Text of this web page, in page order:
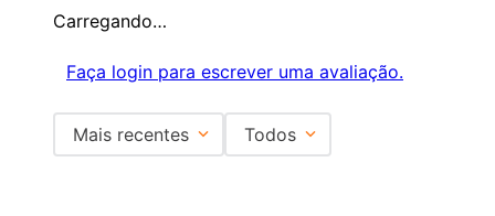
Carregando…
Faça login para escrever uma avaliação.
Mais recentes Todos